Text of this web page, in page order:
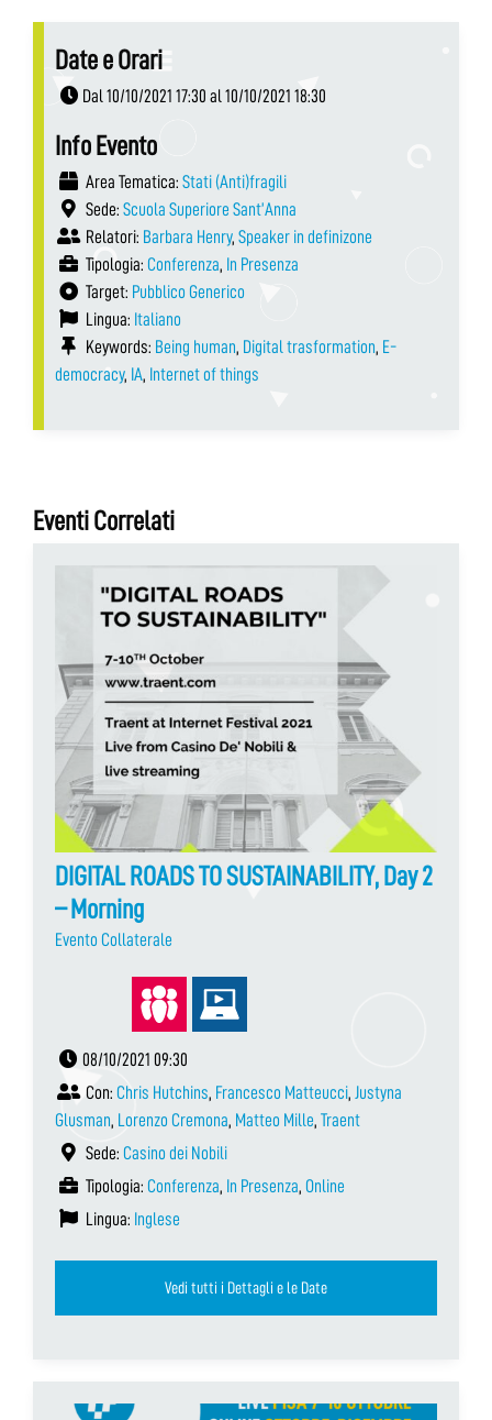
Date e Orari
Dal 10/10/2021 17:30 al 10/10/2021 18:30
Info Evento
Area Tematica: Stati (Anti)fragili
Sede: Scuola Superiore Sant’Anna
Relatori: Barbara Henry, Speaker in definizone
Tipologia: Conferenza, In Presenza
Target: Pubblico Generico
Lingua: Italiano
Keywords: Being human, Digital trasformation, E-
democracy, IA, Internet of things
Eventi Correlati
DIGITAL ROADS TO SUSTAINABILITY, Day 2
– Morning
Evento Collaterale
08/10/2021 09:30
Con: Chris Hutchins, Francesco Matteucci, Justyna
Glusman, Lorenzo Cremona, Matteo Mille, Traent
Sede: Casino dei Nobili
Tipologia: Conferenza, In Presenza, Online
Lingua: Inglese
Vedi tutti i Dettagli e le Date